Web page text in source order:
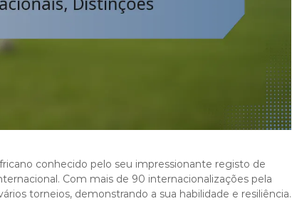
conhecido pelo seu impressionante registo de
Com mais de 90 internacionalizações pela
torneios, demonstrando a sua habilidade e resiliência.